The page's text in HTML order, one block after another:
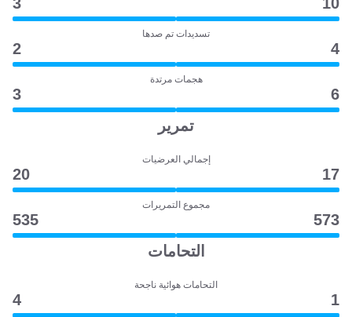
تسديدات تم صدها
4
2
هجمات مرتدة
6
3
تمرير
إجمالي العرضيات
17
20
مجموع التمريرات
573
535
التحامات
التحامات هوائية ناجحة
1
4